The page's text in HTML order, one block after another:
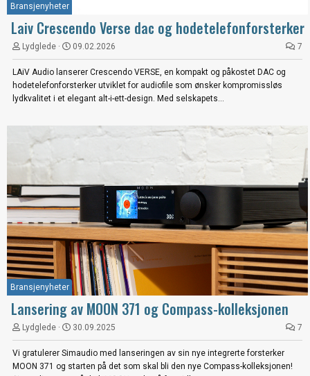
Bransjenyheter
Laiv Crescendo Verse dac og hodetelefonforsterker
Lydglede 09.02.2026 7
LAiV Audio lanserer Crescendo VERSE, en kompakt og påkostet DAC og
hodetelefonforsterker utviklet for audiofile som ønsker kompromissløs
lydkvalitet i et elegant alt-i-ett-design. Med selskapets...
Bransjenyheter
Lansering av MOON 371 og Compass-kolleksjonen
Lydglede 30.09.2025 7
Vi gratulerer Simaudio med lanseringen av sin nye integrerte forsterker
MOON 371 og starten på det som skal bli den nye Compass-kolleksjonen!